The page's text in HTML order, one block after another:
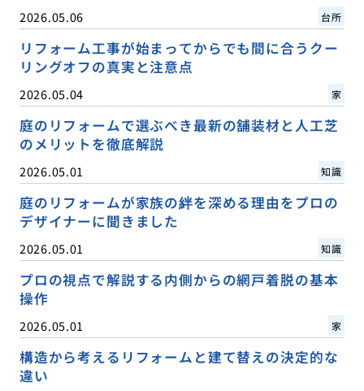
2026.05.06 台所
リフォーム工事が始まってからでも間に合うクー
リングオフの真実と注意点
2026.05.04 家
庭のリフォームで選ぶべき最新の舗装材と人工芝
のメリットを徹底解説
2026.05.01 知識
庭のリフォームが家族の絆を深める理由をプロの
デザイナーに聞きました
2026.05.01 知識
プロの視点で解説する内側からの網戸着脱の基本
操作
2026.05.01 家
構造から考えるリフォームと建て替えの決定的な
違い